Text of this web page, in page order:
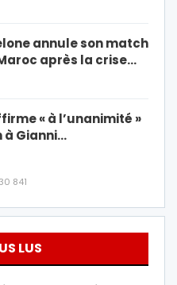
annule son match
après la crise…
« à l’unanimité »
à Gianni…
841
LUS